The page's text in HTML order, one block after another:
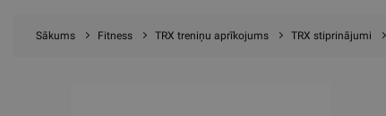
Sākums Fitness TRX treniņu aprīkojums TRX stiprinājumi